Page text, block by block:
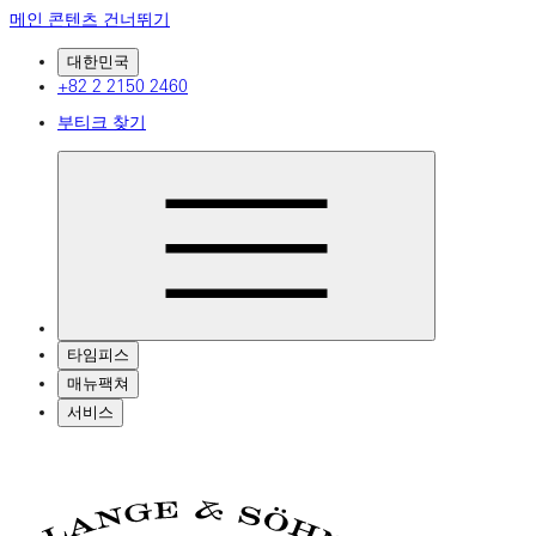
메인 콘텐츠 건너뛰기
대한민국
+82 2 2150 2460
부티크 찾기
타임피스
매뉴팩쳐
서비스